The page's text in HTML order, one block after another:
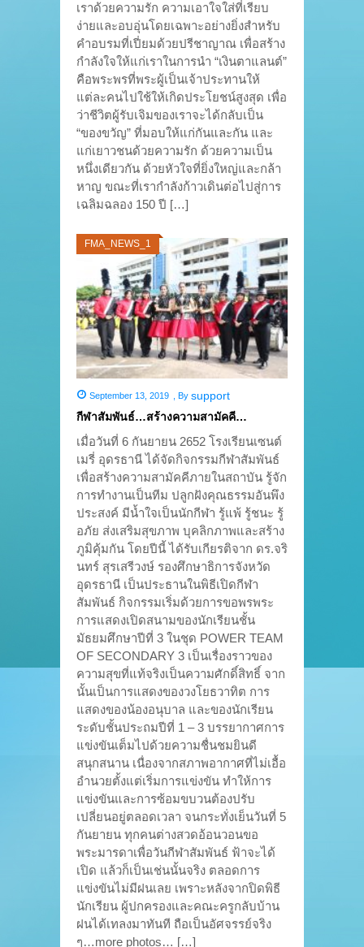
เราด้วยความรัก ความเอาใจใส่ที่เรียบ
ง่ายและอบอุ่นโดยเฉพาะอย่างยิ่งสำหรับ
คำอบรมที่เปี่ยมด้วยปรีชาญาณ เพื่อสร้าง
กำลังใจให้แก่เราในการนำ “เงินตาแลนต์”
คือพระพรที่พระผู้เป็นเจ้าประทานให้
แต่ละคนไปใช้ให้เกิดประโยชน์สูงสุด เพื่อ
ว่าชีวิตผู้รับเจิมของเราจะได้กลับเป็น
“ของขวัญ” ที่มอบให้แก่กันและกัน และ
แก่เยาวชนด้วยความรัก ด้วยความเป็น
หนึ่งเดียวกัน ด้วยหัวใจที่ยิ่งใหญ่และกล้า
หาญ ขณะที่เรากำลังก้าวเดินต่อไปสู่การ
เฉลิมฉลอง 150 ปี […]
FMA_NEWS_1
September 13, 2019 , By support
กีฬาสัมพันธ์…สร้างความสามัคคี…
เมื่อวันที่ 6 กันยายน 2652 โรงเรียนเซนต์
เมรี่ อุดรธานี ได้จัดกิจกรรมกีฬาสัมพันธ์
เพื่อสร้างความสามัคคีภายในสถาบัน รู้จัก
การทำงานเป็นทีม ปลูกฝังคุณธรรมอันพึง
ประสงค์ มีน้ำใจเป็นนักกีฬา รู้แพ้ รู้ชนะ รู้
อภัย ส่งเสริมสุขภาพ บุคลิกภาพและสร้าง
ภูมิคุ้มกัน โดยปีนี้ ได้รับเกียรติจาก ดร.จริ
นทร์ สุรเสรีวงษ์ รองศึกษาธิการจังหวัด
อุดรธานี เป็นประธานในพิธีเปิดกีฬา
สัมพันธ์ กิจกรรมเริ่มด้วยการขอพรพระ
การแสดงเปิดสนามของนักเรียนชั้น
มัธยมศึกษาปีที่ 3 ในชุด POWER TEAM
OF SECONDARY 3 เป็นเรื่องราวของ
ความสุขที่แท้จริงเป็นความศักดิ์สิทธิ์ จาก
นั้นเป็นการแสดงของวงโยธวาทิต การ
แสดงของน้องอนุบาล และของนักเรียน
ระดับชั้นประถมปีที่ 1 – 3 บรรยากาศการ
แข่งขันเต็มไปด้วยความชื่นชมยินดี
สนุกสนาน เนื่องจากสภาพอากาศที่ไม่เอื้อ
อำนวยตั้งแต่เริ่มการแข่งขัน ทำให้การ
แข่งขันและการซ้อมขบวนต้องปรับ
เปลี่ยนอยู่ตลอดเวลา จนกระทั่งเย็นวันที่ 5
กันยายน ทุกคนต่างสวดอ้อนวอนขอ
พระมารดาเพื่อวันกีฬาสัมพันธ์ ฟ้าจะได้
เปิด แล้วก็เป็นเช่นนั้นจริง ตลอดการ
แข่งขันไม่มีฝนเลย เพราะหลังจากปิดพิธี
นักเรียน ผู้ปกครองและคณะครูกลับบ้าน
ฝนได้เทลงมาทันที ถือเป็นอัศจรรย์จริง
ๆ…more photos… […]